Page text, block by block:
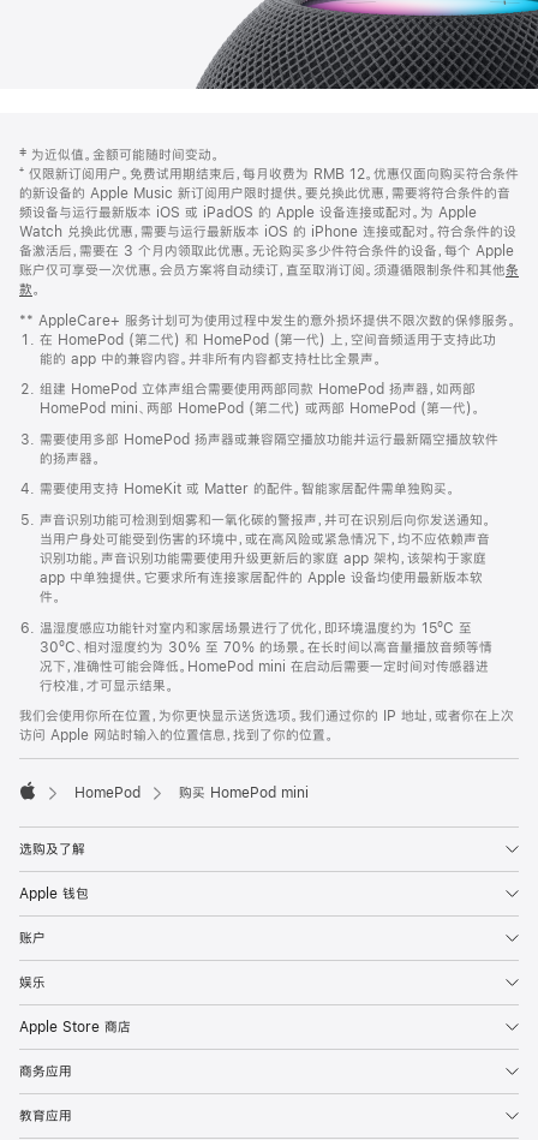
页
页
脚
注
‡ 为近似值。金额可能随时间变动。
⁺ 仅限新订阅用户。免费试用期结束后，每月收费为 RMB 12。优惠仅面向购买符合条件
的新设备的 Apple Music 新订阅用户限时提供。要兑换此优惠，需要将符合条件的音
频设备与运行最新版本 iOS 或 iPadOS 的 Apple 设备连接或配对。为 Apple
Watch 兑换此优惠，需要与运行最新版本 iOS 的 iPhone 连接或配对。符合条件的设
备激活后，需要在 3 个月内领取此优惠。无论购买多少件符合条件的设备，每个 Apple
账户仅可享受一次优惠。会员方案将自动续订，直至取消订阅。须遵循限制条件和其他条
款。
窗
口
中
打
开)
** AppleCare+ 服务计划可为使用过程中发生的意外损坏提供不限次数的保修服务。
在 HomePod (第二代) 和 HomePod (第一代) 上，空间音频适用于支持此功
能的 app 中的兼容内容。并非所有内容都支持杜比全景声。
组建 HomePod 立体声组合需要使用两部同款 HomePod 扬声器，如两部
HomePod mini、两部 HomePod (第二代) 或两部 HomePod (第一代)。
需要使用多部 HomePod 扬声器或兼容隔空播放功能并运行最新隔空播放软件
的扬声器。
需要使用支持 HomeKit 或 Matter 的配件。智能家居配件需单独购买。
声音识别功能可检测到烟雾和一氧化碳的警报声，并可在识别后向你发送通知。
当用户身处可能受到伤害的环境中，或在高风险或紧急情况下，均不应依赖声音
识别功能。声音识别功能需要使用升级更新后的家庭 app 架构，该架构于家庭
app 中单独提供。它要求所有连接家居配件的 Apple 设备均使用最新版本软
件。
温湿度感应功能针对室内和家居场景进行了优化，即环境温度约为 15ºC 至
30ºC、相对湿度约为 30% 至 70% 的场景。在长时间以高音量播放音频等情
况下，准确性可能会降低。HomePod mini 在启动后需要一定时间对传感器进
行校准，才可显示结果。
我们会使用你所在位置，为你更快显示送货选项。我们通过你的 IP 地址，或者你在上次
访问 Apple 网站时输入的位置信息，找到了你的位置。
HomePod 购买 HomePod mini
选购及了解
Apple 钱包
账户
娱乐
Apple Store 商店
商务应用
教育应用